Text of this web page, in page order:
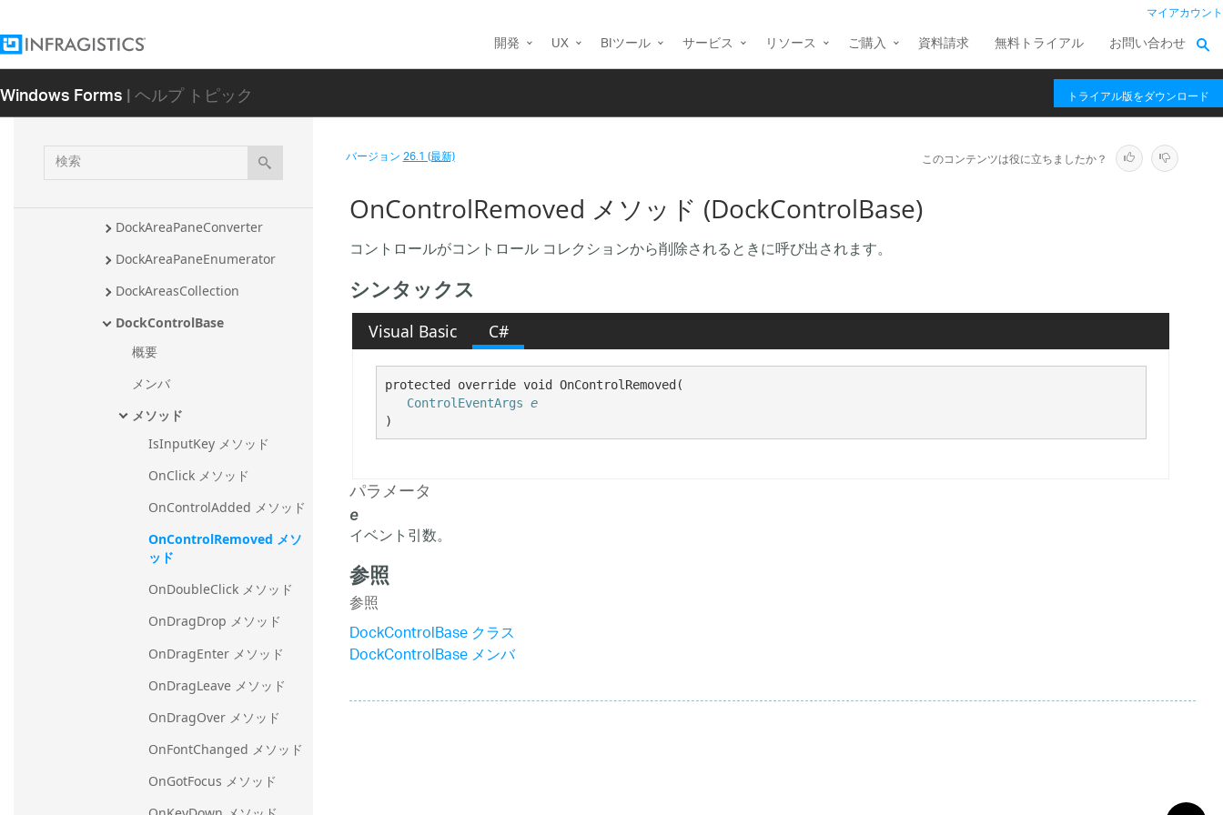
マイアカウント
開発 UX BIツール サービス リソース ご購入 資料請求 無料トライアル お問い合わせ
Windows Forms| ヘルプ トピック トライアル版をダウンロード
検
索
DockablePanesCollectionEditor
DockableWindowPlaceholderUI
DockableWindowUIElement
DockAreaPaneConverter
DockAreaPaneEnumerator
DockAreasCollection
DockControlBase
概要
メンバ
メソッド
IsInputKey メソッド
OnClick メソッド
OnControlAdded メソッド
OnControlRemoved メソ
ッド
OnDoubleClick メソッド
OnDragDrop メソッド
OnDragEnter メソッド
OnDragLeave メソッド
OnDragOver メソッド
OnFontChanged メソッド
OnGotFocus メソッド
バージョン26.1 (最新) このコンテンツは役に立ちましたか？
OnControlRemoved メソッド (DockControlBase)
コントロールがコントロール コレクションから削除されるときに呼び出されます。
シンタックス
Visual Basic C#
protected override void OnControlRemoved(
ControlEventArgs e
)
パラメータ
e
イベント引数。
参照
参照
DockControlBase クラス
DockControlBase メンバ